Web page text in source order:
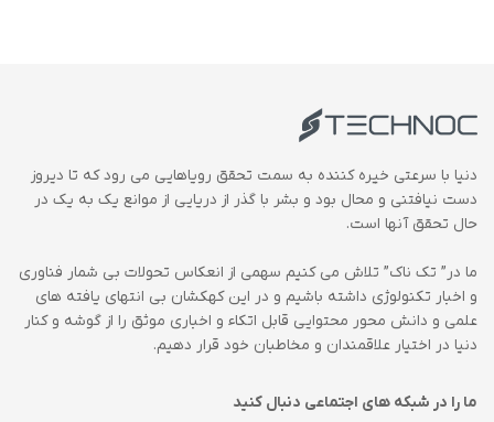
دنیا با سرعتی خیره کننده به سمت تحقق رویاهایی می رود که تا دیروز
دست نیافتنی و محال بود و بشر با گذر از دریایی از موانع یک به یک در
حال تحقق آنها است.
ما در” تک ناک” تلاش می کنیم سهمی از انعکاس تحولات بی شمار فناوری
و اخبار تکنولوژی داشته باشیم و در این کهکشان بی انتهای یافته های
علمی و دانش محور محتوایی قابل اتکاء و اخباری موثق را از گوشه و کنار
دنیا در اختیار علاقمندان و مخاطبان خود قرار دهیم.
ما را در شبکه های اجتماعی دنبال کنید